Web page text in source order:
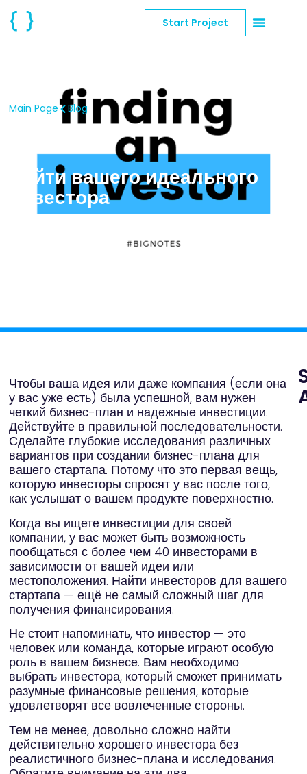
Start Project
Main Page Blog
Найти вашего идеального
инвестора
Чтобы ваша идея или даже компания (если она
у вас уже есть) была успешной, вам нужен
четкий бизнес-план и надежные инвестиции.
Действуйте в правильной последовательности.
Сделайте глубокие исследования различных
вариантов при создании бизнес-плана для
вашего стартапа. Потому что это первая вещь,
которую инвесторы спросят у вас после того,
как услышат о вашем продукте поверхностно.
Когда вы ищете инвестиции для своей
компании, у вас может быть возможность
пообщаться с более чем 40 инвесторами в
зависимости от вашей идеи или
местоположения. Найти инвесторов для вашего
стартапа — ещё не самый сложный шаг для
получения финансирования.
Не стоит напоминать, что инвестор — это
человек или команда, которые играют особую
роль в вашем бизнесе. Вам необходимо
выбрать инвестора, который сможет принимать
разумные финансовые решения, которые
удовлетворят все вовлеченные стороны.
Тем не менее, довольно сложно найти
действительно хорошего инвестора без
реалистичного бизнес-плана и исследования.